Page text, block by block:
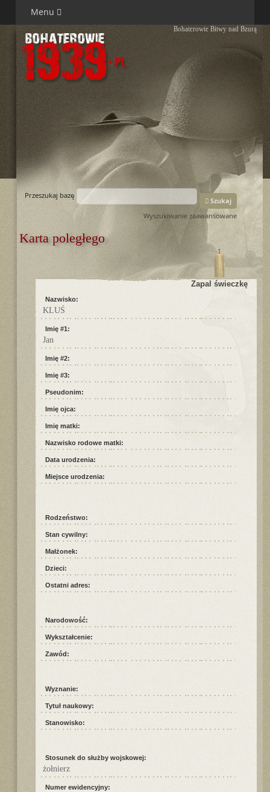
Menu
Bohaterowie Bitwy nad Bzurą
Przeszukaj bazę
Szukaj
Wyszukiwanie zaawansowane
Karta poległego
Zapal świeczkę
Nazwisko:
KLUŚ
Imię #1:
Jan
Imię #2:
Imię #3:
Pseudonim:
Imię ojca:
Imię matki:
Nazwisko rodowe matki:
Data urodzenia:
Miejsce urodzenia:
Rodzeństwo:
Stan cywilny:
Małżonek:
Dzieci:
Ostatni adres:
Narodowość:
Wykształcenie:
Zawód:
Wyznanie:
Tytuł naukowy:
Stanowisko:
Stosunek do służby wojskowej:
żołnierz
Numer ewidencyjny: